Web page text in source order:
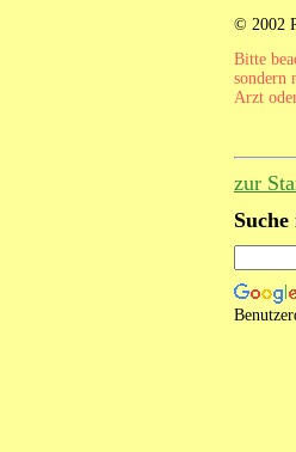
© 2002
Bitte
sondern
Arzt
zur